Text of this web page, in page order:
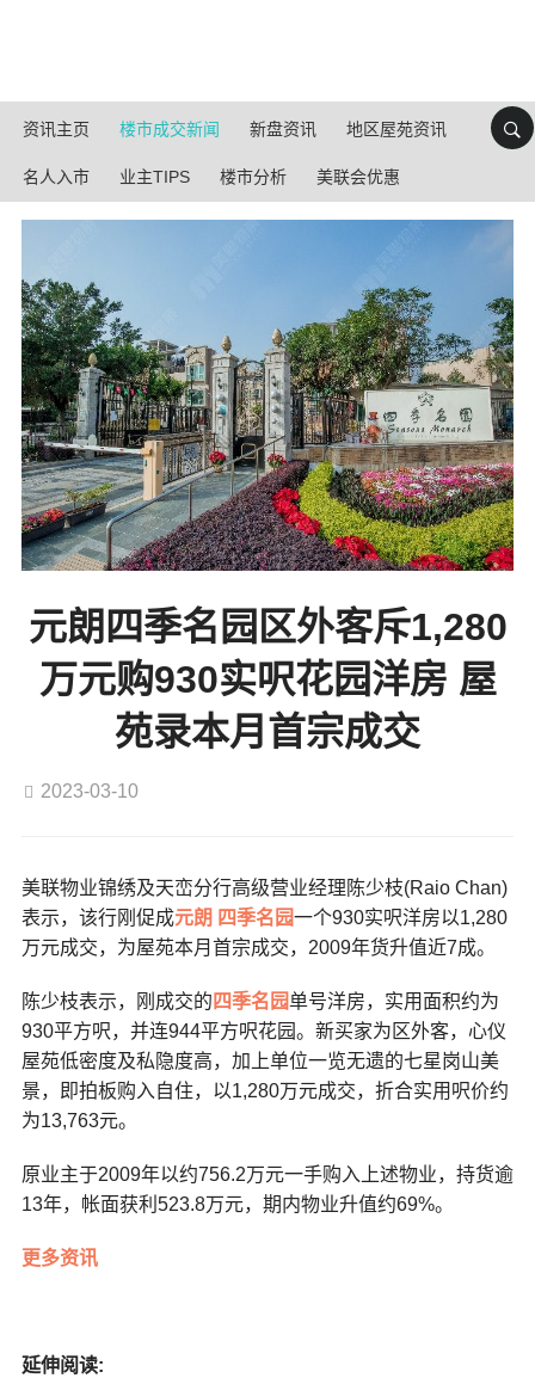
资讯主页 楼市成交新闻 新盘资讯 地区屋苑资讯
名人入市 业主TIPS 楼市分析 美联会优惠
元朗四季名园区外客斥1,280
万元购930实呎花园洋房 屋
苑录本月首宗成交
2023-03-10
美联物业锦绣及天峦分行高级营业经理陈少枝(Raio Chan)
表示，该行刚促成元朗 四季名园一个930实呎洋房以1,280
万元成交，为屋苑本月首宗成交，2009年货升值近7成。
陈少枝表示，刚成交的 四季名园单号洋房，实用面积约为
930平方呎，并连944平方呎花园。新买家为区外客，心仪
屋苑低密度及私隐度高，加上单位一览无遗的七星岗山美
景，即拍板购入自住，以1,280万元成交，折合实用呎价约
为13,763元。
原业主于2009年以约756.2万元一手购入上述物业，持货逾
13年，帐面获利523.8万元，期内物业升值约69%。
更多资讯
延伸阅读: